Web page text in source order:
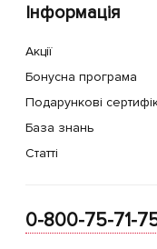
Інформація
Акції
Бонусна програма
Подарункові
База знань
Статті
0-800-75-71-